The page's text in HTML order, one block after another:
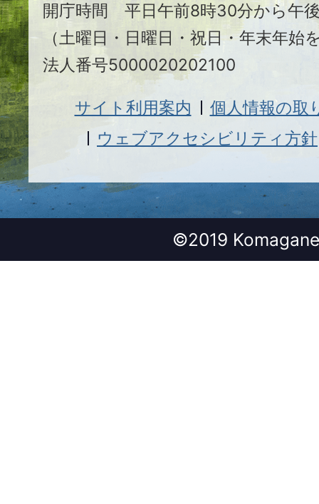
開庁時間 平日午前8時30分から午
（土曜日・日曜日・祝日・年末年始
法人番号5000020202100
サイト利用案内
個人情報の取
ウェブアクセシビリティ方針
©2019